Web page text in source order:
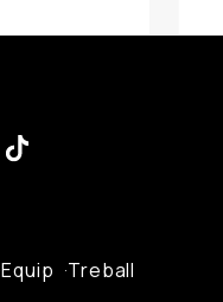
Equip Treball